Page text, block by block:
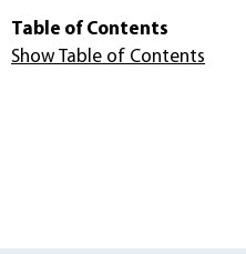
Table of Contents
Show Table of Contents